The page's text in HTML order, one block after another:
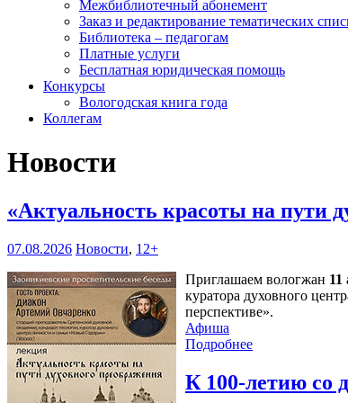
Межбиблиотечный абонемент
Заказ и редактирование тематических
Библиотека – педагогам
Платные услуги
Бесплатная юридическая помощь
Конкурсы
Вологодская книга года
Коллегам
Новости
«Актуальность красоты на пути
07.08.2026 Новости, 12+
Приглашаем вологжан 11
куратора духовного
перспективе».
Афиша
Подробнее
К 100-летию со